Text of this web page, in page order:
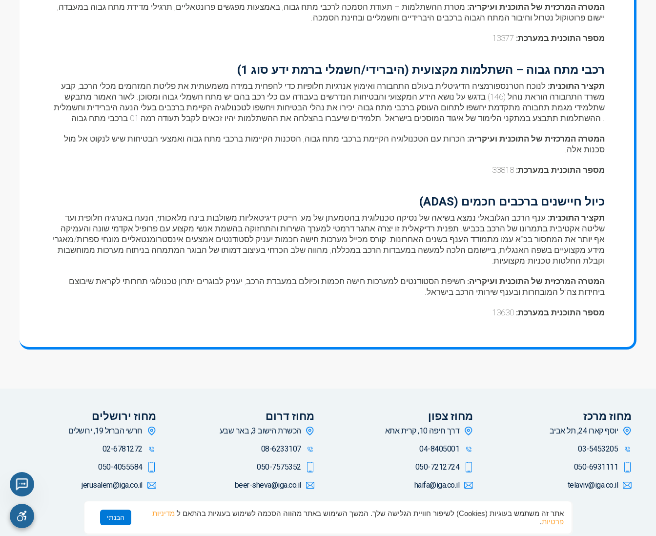
אתר זה משתמש בעוגיות (Cookies) לשיפור חוויית הגלישה שלך. המשך השימוש באתר מהווה הסכמה לשימוש בעוגיות בהתאם ל
מדיניות
פרטיות. הבנתי
המטרה המרכזית של התוכנית ועיקריה: מטרת ההשתלמות – תעודת הסמכה לרכבי מתח גבוה, באמצעות מפגשים פרונטאליים, תרגילי מדידת מתח גבוה במעבדה,
יישום פרוטוקול נטרול וחיבור המתח הגבוה ברכבים היברידיים וחשמליים ובחינת הסמכה.
מספר התוכנית במערכת:
רכבי מתח גבוה – השתלמות מקצועית (היברידי/חשמלי ברמת ידע סוג 1)
תקציר התוכנית: לנוכח הטרנספורמציה הדיגיטלית בעולם התחבורה ואימוץ אנרגיות חלופיות כדי להפחית במידה משמעותית את פליטת המזהמים מכלי הרכב, קבע
משרד התחבורה הוראת נוהל (146) בדגש על נושא הידע המקצועי והבטיחות הנדרשים בעבודה עם כלי רכב בהם יש מתח חשמלי גבוה ומסוכן. לאור האמור מתבקש
שתלמידי מגמת תחבורה מתקדמת יחשפו לתחום העוסק ברכבי מתח גבוה, יכירו את נהלי הבטיחות ויחשפו לטכנולוגיה הקיימת ברכבים בעלי הנעה היברידית וחשמלית
. ההשתלמות תתבצע במתקני הלימוד של איגוד המוסכים בישראל. תלמידים שיעברו בהצלחה את ההשתלמות יהיו זכאים לקבל תעודה רמה 01 ברכבי מתח גבוה.
המטרה המרכזית של התוכנית ועיקריה: הכרות עם הטכנולוגיה הקיימת ברכבי מתח גבוה, הסכנות הקיימות ברכבי מתח גבוה ואמצעי הבטיחות שיש לנקוט אל מול
סכנות אלה.
מספר התוכנית במערכת:
כיול חיישנים ברכבים חכמים (ADAS)
תקציר התוכנית: ענף הרכב הגלובאלי נמצא בשיאה של נסיקה טכנולוגית בהטמעתן של מע’ הייטק דיגיטאליות משולבות בינה מלאכותי, הנעה באנרגיה חלופית ועד
שליטה אקטיבית בתמרונו של הרכב בכביש. תפנית רדיקאלית זו יצרה אתגר דרמטי למערך השירות והתחזוקה בהשמת אנשי מקצוע עם פרופיל אקדמי שונה והעמיקה
אף יותר את המחסור בכ”א עמו מתמודד הענף בשנים האחרונות. קורס מכייל מערכות חישה חכמות יעניק לסטודנטים אמצעים אינסטרומנטאליים מונחי ספרות/מאגרי
מידע מקצועיים בשפה האנגלית, ביישומם הלכה למעשה במעבדות הרכב במכללה, מהווה שלב הכרחי בעיצוב דמותו של הבוגר המתמחה בניתוח מערכות ממוחשבות
וקבלת החלטות טכניות-מקצועיות.
המטרה המרכזית של התוכנית ועיקריה: חשיפת הסטודנטים למערכות חישה חכמות וכיולם במעבדת הרכב, יעניק לבוגרים יתרון טכנולוגי תחרותי לקראת שיבוצם
ביחידות צה”ל המובחרות ובענף שירותי הרכב בישראל.
מספר התוכנית במערכת:
מחוז מרכז
יוסף קארו 24, תל אביב
03-5453205
050-6931111
telaviv@iga.co.il
מחוז צפון
דרך חיפה 10, קרית אתא
04-8405001
050-7212724
haifa@iga.co.il
מחוז דרום
הכשרת הישוב 3, באר שבע
08-6233107
050-7575352
beer-sheva@iga.co.il
מחוז ירושלים
חרשי הברזל 19, ירושלים
02-6781272
050-4055584
jerusalem@iga.co.il
כל הזכויות שמורות למכללה הטכנולוגית לרכב ©